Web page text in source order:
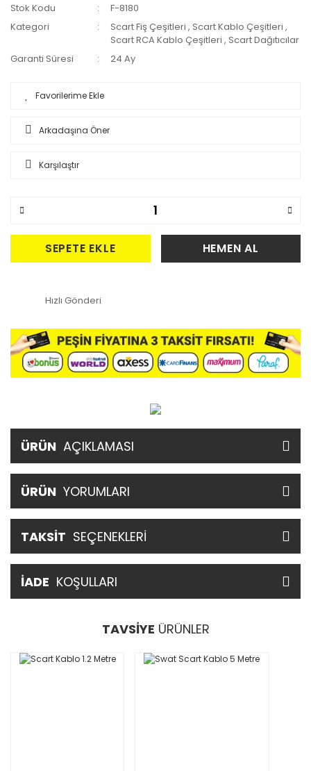
Stok Kodu
F-8180
Kategori
Scart Fiş Çeşitleri ,Scart Kablo Çeşitleri ,
Scart RCA Kablo Çeşitleri ,Scart Dağıtıcılar
Garanti Süresi
24 Ay
Arkadaşına Öner
Karşılaştır
SEPETE EKLE HEMEN AL
Hızlı Gönderi
ÜRÜN AÇIKLAMASI
ÜRÜN YORUMLARI
TAKSİT SEÇENEKLERİ
İADE KOŞULLARI
TAVSİYE ÜRÜNLER